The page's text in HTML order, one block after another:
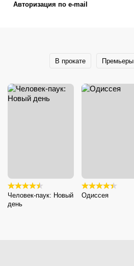
Авторизация по e-mail
В прокате Премьеры
Человек-паук: Новый
день
Одиссея